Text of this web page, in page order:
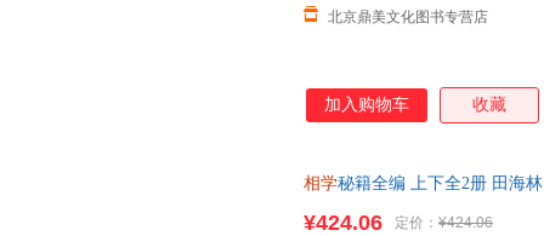
北京鼎美文化图书专营店
加入购物车 收藏
相学秘籍全编 上下全2册 田海
¥424.06 定价： ¥424.06